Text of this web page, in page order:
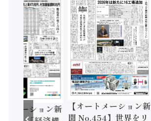
トメーション新
【オートメーション新
聞 No.454】世界をリ